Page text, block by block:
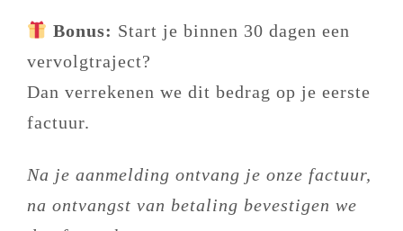
Bonus: Start je binnen 30 dagen een
vervolgtraject?
Dan verrekenen we dit bedrag op je eerste
factuur.
Na je aanmelding ontvang je onze factuur,
na ontvangst van betaling bevestigen we